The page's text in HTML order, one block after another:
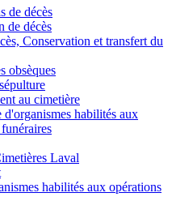
de décès
de décès
Conservation et transfert du
obsèques
au cimetière
habilités aux
Laval
habilités aux opérations